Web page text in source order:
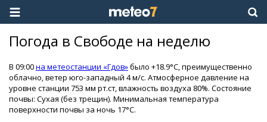
Погода в Свободе на неделю
В 09:00на метеостанции «Гдов»было +18.9°C, преимущественно
облачно, ветер юго-западный 4 м/с. Атмосферное давление на
уровне станции 753 мм рт.ст, влажность воздуха 80%. Состояние
почвы: Сухая (без трещин). Минимальная температура
поверхности почвы за ночь 17°C.